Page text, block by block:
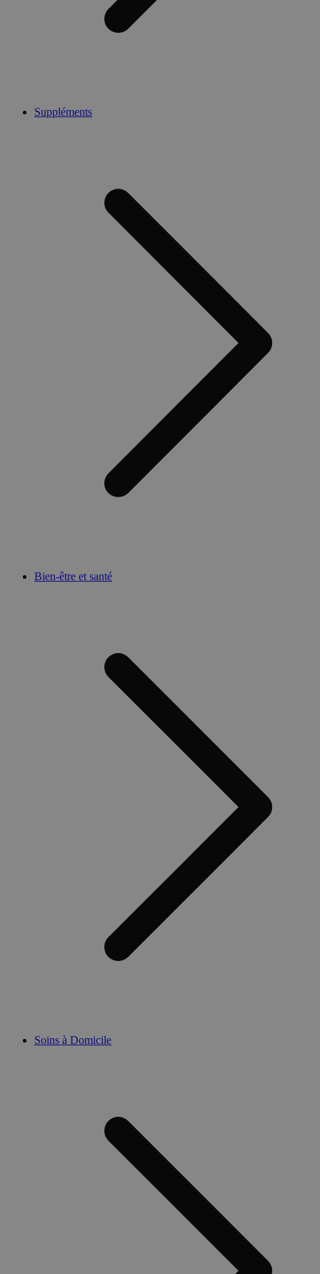
Suppléments
Bien-être et santé
Soins à Domicile